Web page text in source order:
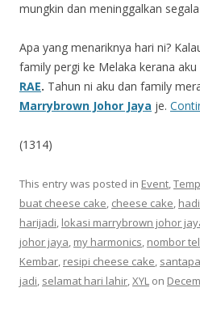
mungkin dan meninggalkan
Apa yang menariknya hari ni?
family pergi ke Melaka kerana
RAE. Tahun ni aku dan family
Marrybrown Johor Jaya je.
(1314)
This entry was posted in Event,
buat cheese cake, cheese cake,
harijadi, lokasi marrybrown johor
johor jaya, my harmonics, nombor
Kembar, resipi cheese cake,
jadi, selamat hari lahir,XYL on